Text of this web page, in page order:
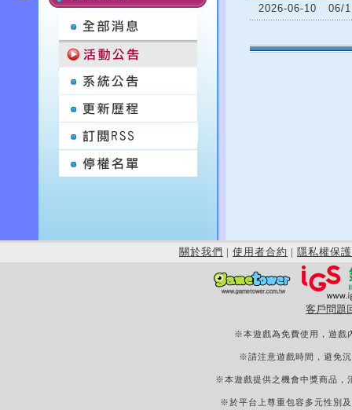
2026-06-10
06/
關於我們 | 使用者合約 | 隱私權保護
客戶問題
※本遊戲為免費使用，遊戲
※請注意遊戲時間，避免
※本遊戲提供之機會中獎商品，
※於平台上尊重包容多元性別